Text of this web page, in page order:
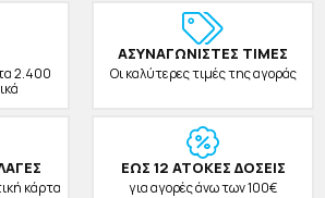
2.400
ΑΣΥΝΑΓΩΝΙΣΤΕΣ ΤΙΜΕΣ
Οι καλύτερες τιμές της αγοράς
κάρτα
ΕΩΣ 12 ΑΤΟΚΕΣ ΔΟΣΕΙΣ
για αγορές άνω των 100€